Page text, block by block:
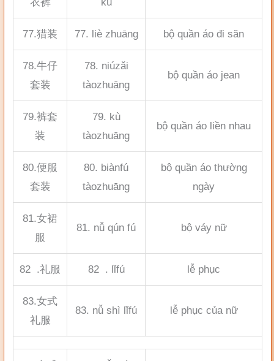
衣裤 kù
77.猎装 77. liè zhuāng bộ quần áo đi săn
78.牛仔
套装
78. niúzǎi
tàozhuāng
bộ quần áo jean
79.裤套
装
79. kù
tàozhuāng
bộ quần áo liền nhau
80.便服
套装
80. biànfú
tàozhuāng
bộ quần áo thường
ngày
81.女裙
服
81. nǚ qún fú bộ váy nữ
82 .礼服 82 . lǐfú lễ phục
83.女式
礼服
83. nǚ shì lǐfú lễ phục của nữ